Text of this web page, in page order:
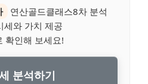
연산골드클래스8차 분석
세와 가치 제공
확인해 보세요!
분석하기